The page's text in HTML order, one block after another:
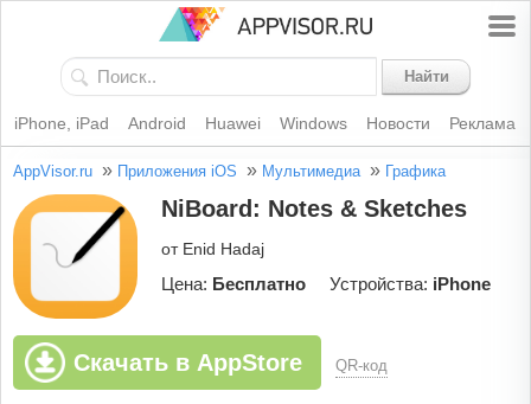
Найти
iPhone, iPad Android Huawei Windows Новости Реклама
AppVisor.ru » Приложения iOS » Мультимедиа » Графика
NiBoard: Notes & Sketches
от Enid Hadaj
Цена: Бесплатно Устройства: iPhone
Скачать в AppStore QR-код